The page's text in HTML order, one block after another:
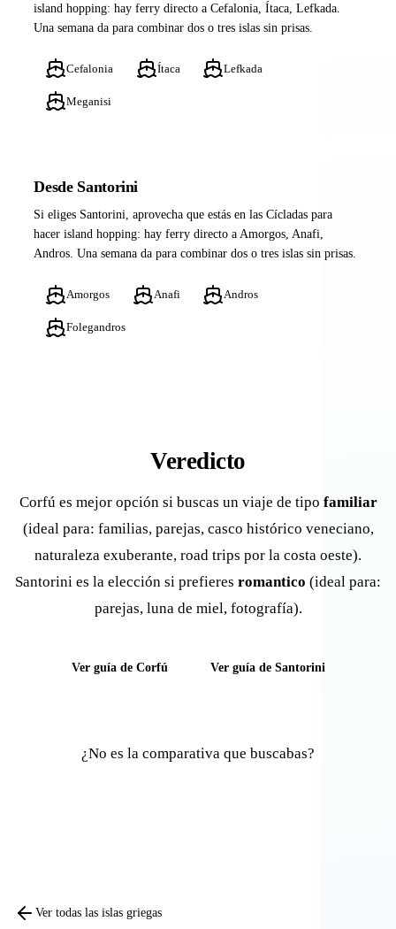
island hopping: hay ferry directo a Cefalonia, Ítaca, Lefkada.
Una semana da para combinar dos o tres islas sin prisas.
Cefalonia Ítaca Lefkada
Meganisi
Desde Santorini
Si eliges Santorini, aprovecha que estás en las Cícladas para
hacer island hopping: hay ferry directo a Amorgos, Anafi,
Andros. Una semana da para combinar dos o tres islas sin prisas.
Amorgos Anafi Andros
Folegandros
Veredicto
Corfú es mejor opción si buscas un viaje de tipo familiar
(ideal para: familias, parejas, casco histórico veneciano,
naturaleza exuberante, road trips por la costa oeste).
Santorini es la elección si prefieres romantico (ideal para:
parejas, luna de miel, fotografía).
Ver guía de Corfú Ver guía de Santorini
¿No es la comparativa que buscabas?
Ver todas las islas griegas